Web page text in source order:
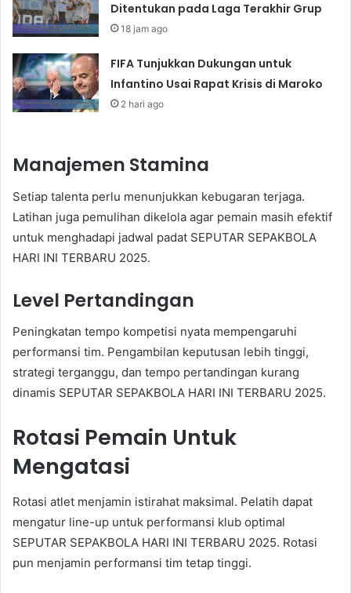
Ditentukan pada Laga Terakhir Grup
18 jam ago
FIFA Tunjukkan Dukungan untuk
Infantino Usai Rapat Krisis di Maroko
2 hari ago
Manajemen Stamina
Setiap talenta perlu menunjukkan kebugaran terjaga.
Latihan juga pemulihan dikelola agar pemain masih efektif
untuk menghadapi jadwal padat SEPUTAR SEPAKBOLA
HARI INI TERBARU 2025.
Level Pertandingan
Peningkatan tempo kompetisi nyata mempengaruhi
performansi tim. Pengambilan keputusan lebih tinggi,
strategi terganggu, dan tempo pertandingan kurang
dinamis SEPUTAR SEPAKBOLA HARI INI TERBARU 2025.
Rotasi Pemain Untuk
Mengatasi
Rotasi atlet menjamin istirahat maksimal. Pelatih dapat
mengatur line-up untuk performansi klub optimal
SEPUTAR SEPAKBOLA HARI INI TERBARU 2025. Rotasi
pun menjamin performansi tim tetap tinggi.